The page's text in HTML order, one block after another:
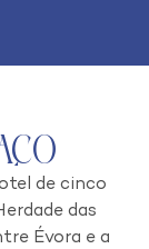
de cinco
das
Évora e a